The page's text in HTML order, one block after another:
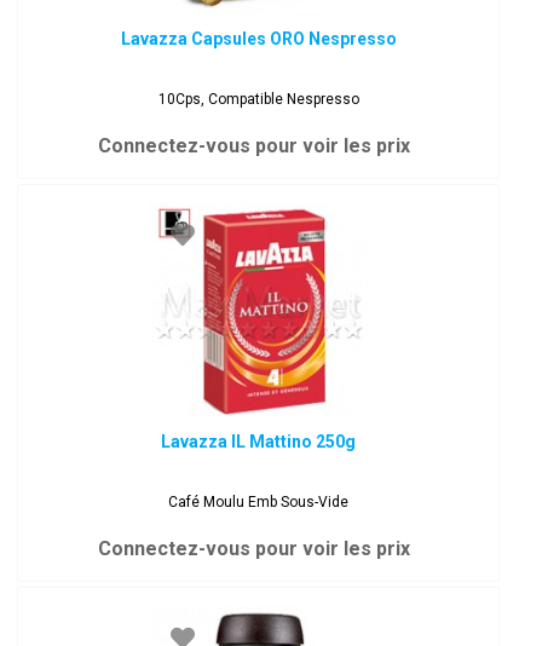
Lavazza Capsules ORO Nespresso
10Cps, Compatible Nespresso
Connectez-vous pour voir les prix
Lavazza IL Mattino 250g
Café Moulu Emb Sous-Vide
Connectez-vous pour voir les prix